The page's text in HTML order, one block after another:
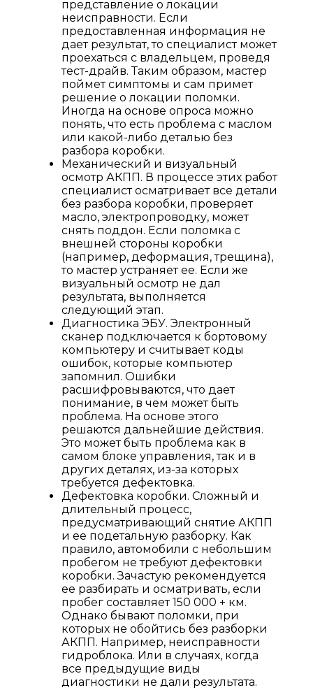
представление о локации
неисправности. Если
предоставленная информация не
дает результат, то специалист может
проехаться с владельцем, проведя
тест-драйв. Таким образом, мастер
поймет симптомы и сам примет
решение о локации поломки.
Иногда на основе опроса можно
понять, что есть проблема с маслом
или какой-либо деталью без
разбора коробки.
Механический и визуальный
осмотр АКПП. В процессе этих работ
специалист осматривает все детали
без разбора коробки, проверяет
масло, электропроводку, может
снять поддон. Если поломка с
внешней стороны коробки
(например, деформация, трещина),
то мастер устраняет ее. Если же
визуальный осмотр не дал
результата, выполняется
следующий этап.
Диагностика ЭБУ. Электронный
сканер подключается к бортовому
компьютеру и считывает коды
ошибок, которые компьютер
запомнил. Ошибки
расшифровываются, что дает
понимание, в чем может быть
проблема. На основе этого
решаются дальнейшие действия.
Это может быть проблема как в
самом блоке управления, так и в
других деталях, из-за которых
требуется дефектовка.
Дефектовка коробки. Сложный и
длительный процесс,
предусматривающий снятие АКПП
и ее подетальную разборку. Как
правило, автомобили с небольшим
пробегом не требуют дефектовки
коробки. Зачастую рекомендуется
ее разбирать и осматривать, если
пробег составляет 150 000 + км.
Однако бывают поломки, при
которых не обойтись без разборки
АКПП. Например, неисправности
гидроблока. Или в случаях, когда
все предыдущие виды
диагностики не дали результата.